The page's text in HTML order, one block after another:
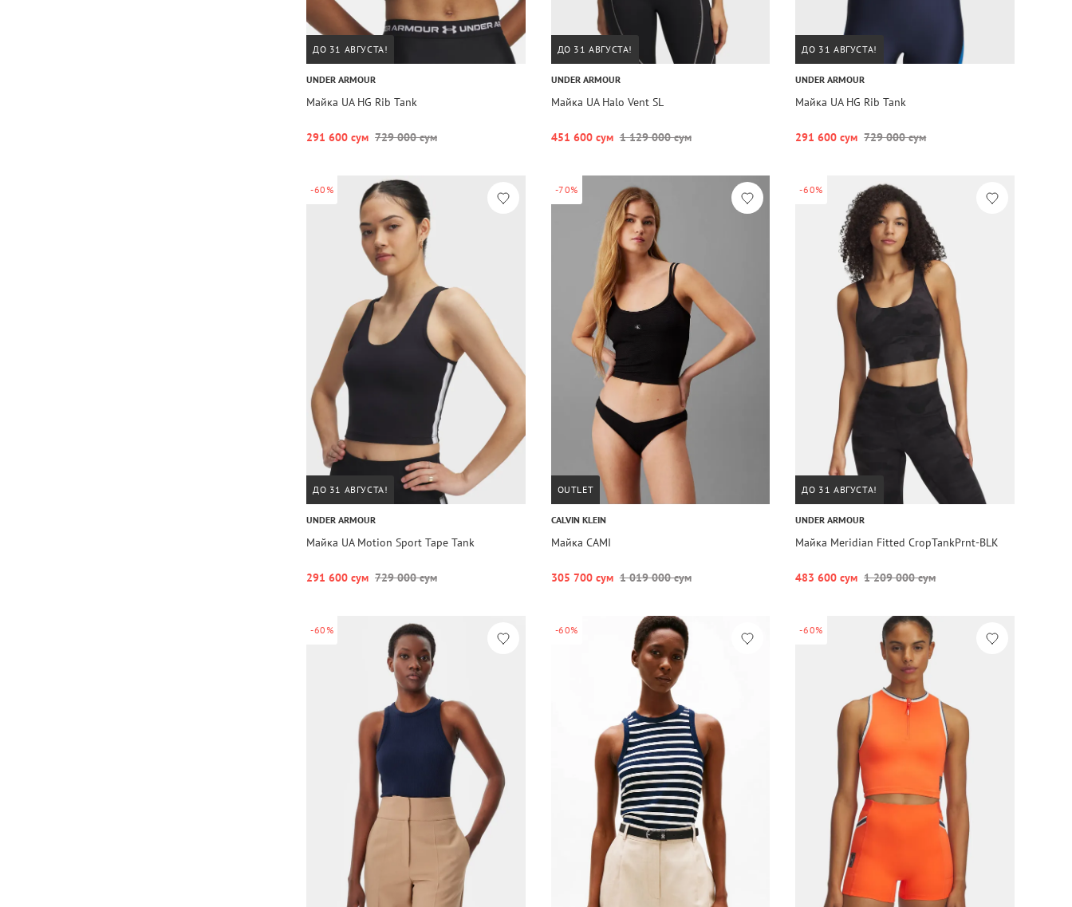
ДО 31 АВГУСТА!
UNDER ARMOUR
Майка UA HG Rib Tank
291 600 сум 729 000 сум
ДО 31 АВГУСТА!
UNDER ARMOUR
Майка UA Halo Vent SL
451 600 сум 1 129 000 сум
ДО 31 АВГУСТА!
UNDER ARMOUR
Майка UA HG Rib Tank
291 600 сум 729 000 сум
-60%
ДО 31 АВГУСТА!
UNDER ARMOUR
Майка UA Motion Sport Tape Tank
291 600 сум 729 000 сум
-70%
OUTLET
CALVIN KLEIN
Майка CAMI
305 700 сум 1 019 000 сум
-60%
ДО 31 АВГУСТА!
UNDER ARMOUR
Майка Meridian Fitted CropTankPrnt-BLK
483 600 сум 1 209 000 сум
-60% -60% -60%